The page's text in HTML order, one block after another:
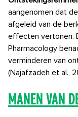
aangenomen dat
afgeleid van de
effecten vertonen.
Pharmacology
verminderen van
(Najafzadeh et al.,
Manen van